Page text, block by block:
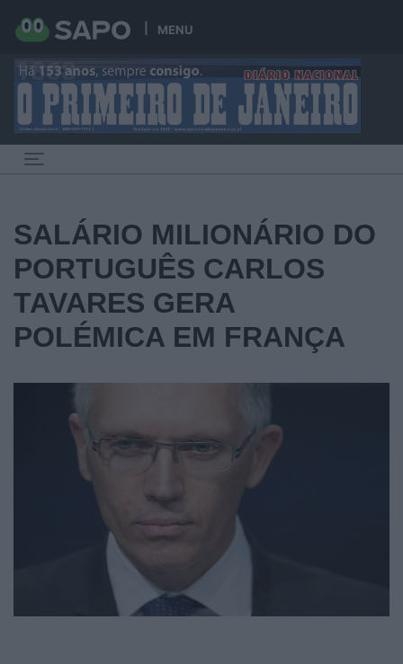
MENU
SALÁRIO MILIONÁRIO DO
PORTUGUÊS CARLOS
TAVARES GERA
POLÉMICA EM FRANÇA